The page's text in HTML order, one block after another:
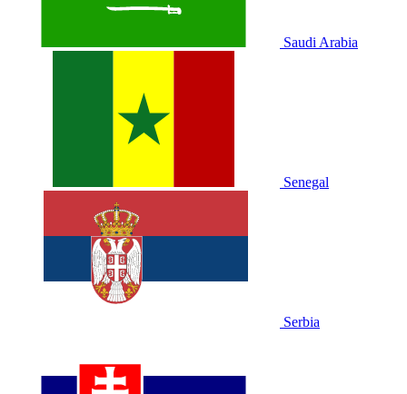
Saudi Arabia
Senegal
Serbia